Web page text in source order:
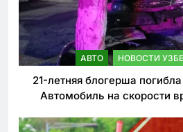
АВТО НОВОСТИ
21-летняя блогерша
Автомобиль на скорости